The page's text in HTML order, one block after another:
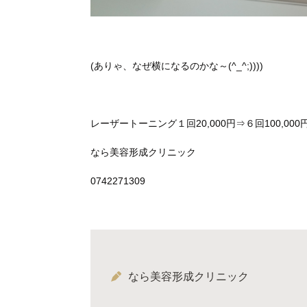
(ありゃ、なぜ横になるのかな～(^_^;))))
レーザートーニング１回20,000円⇒６回100,000
なら美容形成クリニック
0742271309
なら美容形成クリニック